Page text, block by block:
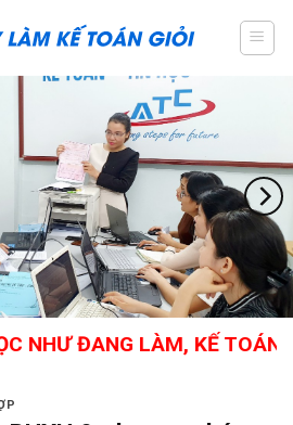
ĐANG LÀM, KẾ TOÁN